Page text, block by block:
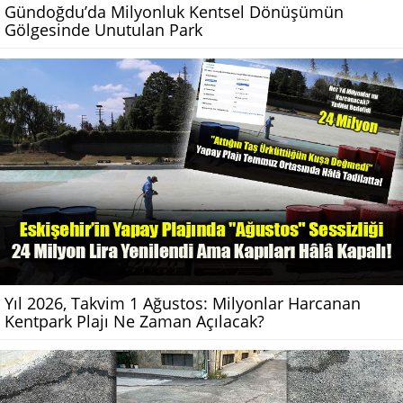
Gündoğdu’da Milyonluk Kentsel Dönüşümün
Gölgesinde Unutulan Park
Yıl 2026, Takvim 1 Ağustos: Milyonlar Harcanan
Kentpark Plajı Ne Zaman Açılacak?